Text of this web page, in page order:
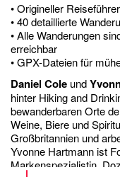
• Origineller
• 40 detaillierte
• Alle Wanderungen
erreichbar
• GPX-Dateien für
Daniel Cole und
hinter Hiking and
bewanderbaren Orte
Weine, Biere und
Großbritannien und
Yvonne Hartmann ist
Markenspezialistin,